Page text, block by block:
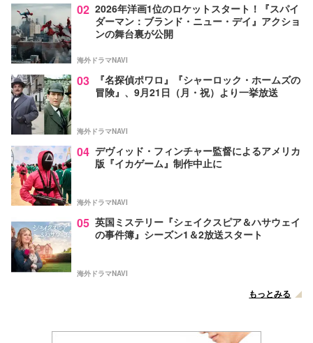
02 2026年洋画1位のロケットスタート！『スパイ
ダーマン：ブランド・ニュー・デイ』アクショ
ンの舞台裏が公開
海外ドラマNAVI
03
『名探偵ポワロ』『シャーロック・ホームズの
冒険』、9月21日（月・祝）より一挙放送
海外ドラマNAVI
04 デヴィッド・フィンチャー監督によるアメリカ
版『イカゲーム』制作中止に
海外ドラマNAVI
05 英国ミステリー『シェイクスピア＆ハサウェイ
の事件簿』シーズン1＆2放送スタート
海外ドラマNAVI
もっとみる